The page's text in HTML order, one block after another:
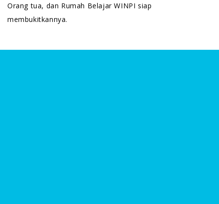
Orang tua, dan Rumah Belajar WINPI siap
membukitkannya.